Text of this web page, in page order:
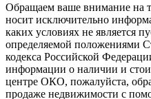
Обращаем ваше внимание на
носит исключительно
каких условиях не является
определяемой положениями
кодекса Российской
информации о наличии и
центре ОКО, пожалуйста,
продаже недвижимости с